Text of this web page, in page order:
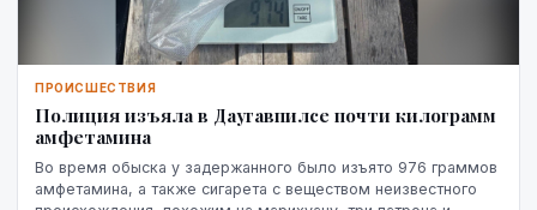
ПРОИСШЕСТВИЯ
Полиция изъяла в Даугавпилсе почти килограмм
амфетамина
Во время обыска у задержанного было изъято 976 граммов
амфетамина, а также сигарета с веществом неизвестного